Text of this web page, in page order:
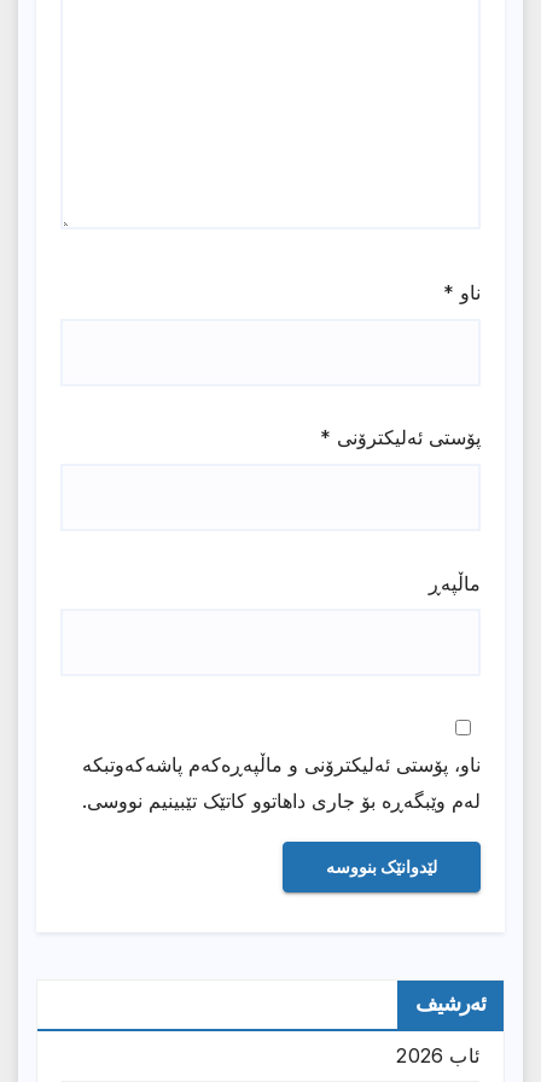
ناو *
پۆستی ئەلیکترۆنی *
ماڵپه‌ڕ
ناو، پۆستی ئەلیکترۆنی و ماڵپەڕەکەم پاشەکەوتبکە
لەم وێبگەڕە بۆ جاری داهاتوو کاتێک تێبینیم نووسی.
ئەرشیف
ئاب 2026